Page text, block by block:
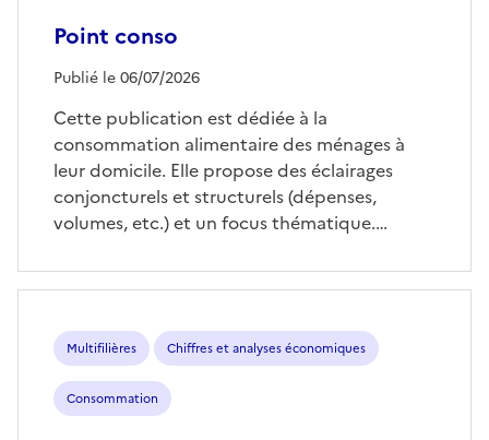
Point conso
Publié le 06/07/2026
Cette publication est dédiée à la
consommation alimentaire des ménages à
leur domicile. Elle propose des éclairages
conjoncturels et structurels (dépenses,
volumes, etc.) et un focus thématique.…
Multifilières Chiffres et analyses économiques
Consommation